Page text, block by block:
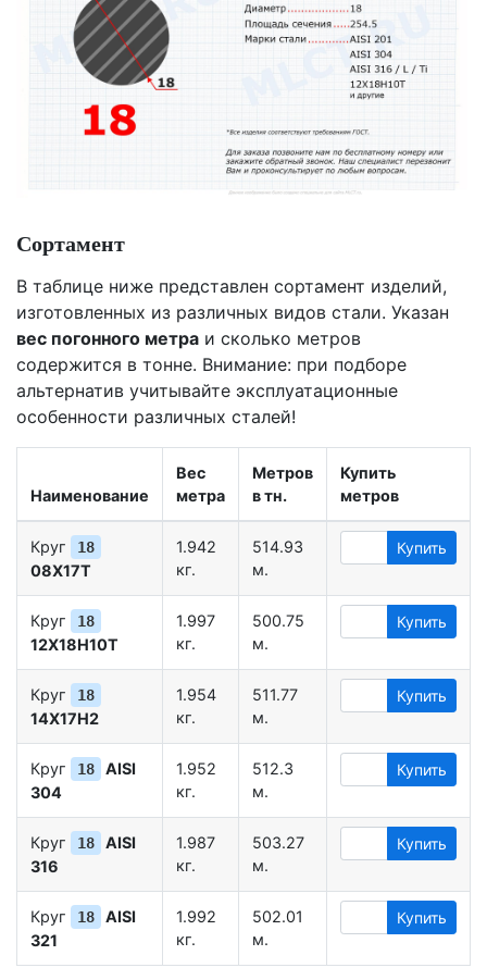
Сортамент
В таблице ниже представлен сортамент изделий,
изготовленных из различных видов стали. Указан
вес погонного метра и сколько метров
содержится в тонне. Внимание: при подборе
альтернатив учитывайте эксплуатационные
особенности различных сталей!
Наименование
Вес
метра
Метров
в тн.
Купить
метров
Круг 18
08Х17Т
1.942
кг.
514.93
м.
Купить
Круг 18
12Х18Н10Т
1.997
кг.
500.75
м.
Купить
Круг 18
14Х17Н2
1.954
кг.
511.77
м.
Купить
Круг 18
AISI
304
1.952
кг.
512.3
м.
Купить
Круг 18
AISI
316
1.987
кг.
503.27
м.
Купить
Круг 18
AISI
321
1.992
кг.
502.01
м.
Купить